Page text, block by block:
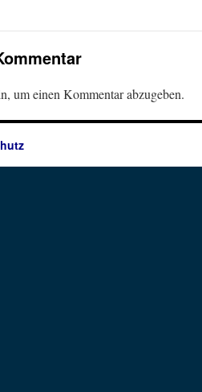
um einen Kommentar abzugeben.